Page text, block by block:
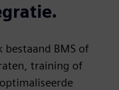
BMS of
training of